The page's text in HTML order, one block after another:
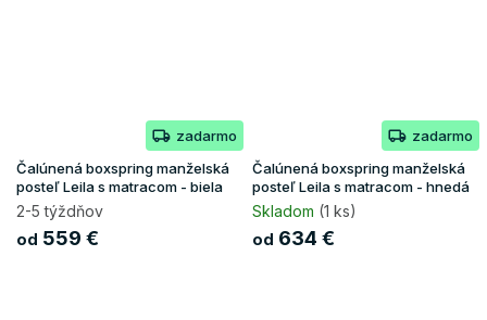
zadarmo
Čalúnená boxspring manželská
posteľ Leila s matracom - biela
2-5 týždňov
od 559 €
zadarmo
Čalúnená boxspring manželská
posteľ Leila s matracom - hnedá
Skladom (1 ks)
od 634 €